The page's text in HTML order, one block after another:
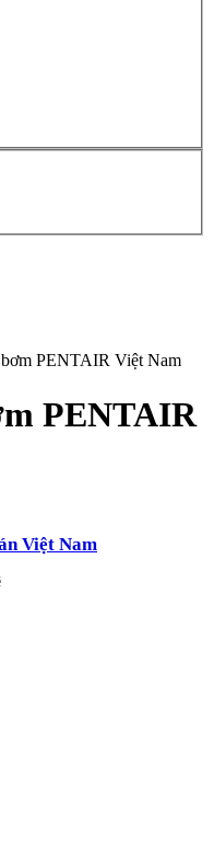
PENTAIR Việt Nam
PENTAIR
Việt Nam